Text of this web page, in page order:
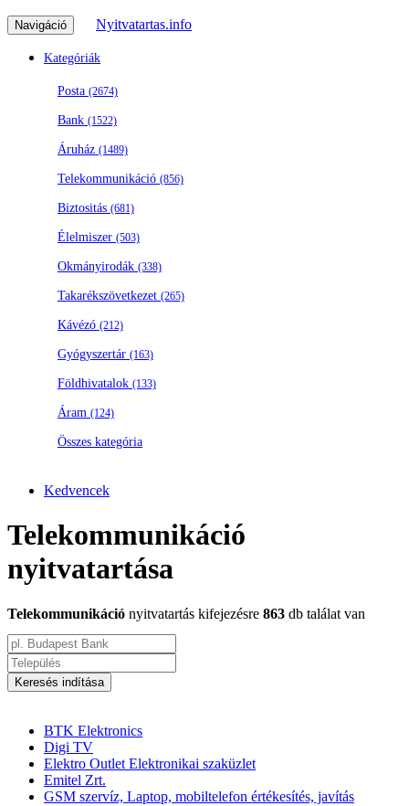
Navigáció Nyitvatartas.info
Kategóriák
Posta (2674)
Bank (1522)
Áruház (1489)
Telekommunikáció (856)
Biztositás (681)
Élelmiszer (503)
Okmányirodák (338)
Takarékszövetkezet (265)
Kávézó (212)
Gyógyszertár (163)
Földhivatalok (133)
Áram (124)
Összes kategória
Kedvencek
Telekommunikáció
nyitvatartása
Telekommunikáció nyitvatartás kifejezésre 863 db találat van
Keresés indítása
BTK Elektronics
Digi TV
Elektro Outlet Elektronikai szaküzlet
Emitel Zrt.
GSM szervíz, Laptop, mobiltelefon értékesítés, javítás